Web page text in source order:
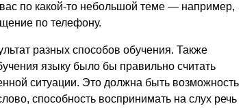
вас по какой-то небольшой теме — например,
по телефону.
разных способов обучения. Также
языку было бы правильно считать
ситуации. Это должна быть возможность
способность воспринимать на слух речь